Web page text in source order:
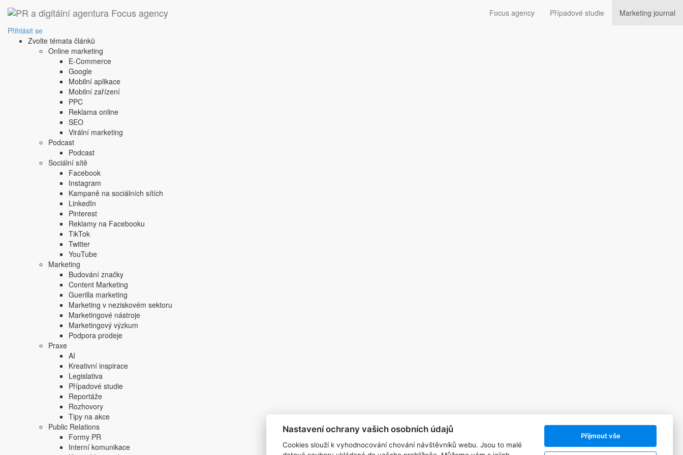
Focus agency Případové studie
Marketing journal
Přihlásit se
Zvolte témata článků
Online marketing
E-Commerce
Google
Mobilní aplikace
Mobilní zařízení
PPC
Reklama online
SEO
Virální marketing
Podcast
Podcast
Sociální sítě
Facebook
Instagram
Kampaně na sociálních sítích
LinkedIn
Pinterest
Reklamy na Facebooku
TikTok
Twitter
YouTube
Marketing
Budování značky
Content Marketing
Guerilla marketing
Marketing v neziskovém sektoru
Marketingové nástroje
Marketingový výzkum
Podpora prodeje
Praxe
AI
Kreativní inspirace
Legislativa
Případové studie
Reportáže
Rozhovory
Tipy na akce
Public Relations
Formy PR
Interní komunikace
Copyright © 2004-2020 Focus Agency, s.r.o. Plné znění licenčních podmínek. ISSN
Jakékoliv publikování, přebírání nebo šíření obsahu je bez písemného souhlasu
Focus Agency, s.r.o. zakázáno.
Nastavení ochrany vašich osobních údajů
Cookies slouží k vyhodnocování chování návštěvníků webu. Jsou to malé
Přijmout vše